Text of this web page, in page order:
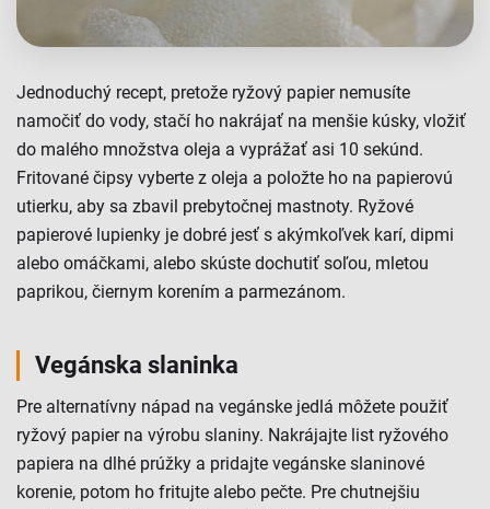
Jednoduchý recept, pretože ryžový papier nemusíte
namočiť do vody, stačí ho nakrájať na menšie kúsky, vložiť
do malého množstva oleja a vyprážať asi 10 sekúnd.
Fritované čipsy vyberte z oleja a položte ho na papierovú
utierku, aby sa zbavil prebytočnej mastnoty. Ryžové
papierové lupienky je dobré jesť s akýmkoľvek karí, dipmi
alebo omáčkami, alebo skúste dochutiť soľou, mletou
paprikou, čiernym korením a parmezánom.
Vegánska slaninka
Pre alternatívny nápad na vegánske jedlá môžete použiť
ryžový papier na výrobu slaniny. Nakrájajte list ryžového
papiera na dlhé prúžky a pridajte vegánske slaninové
korenie, potom ho fritujte alebo pečte. Pre chutnejšiu